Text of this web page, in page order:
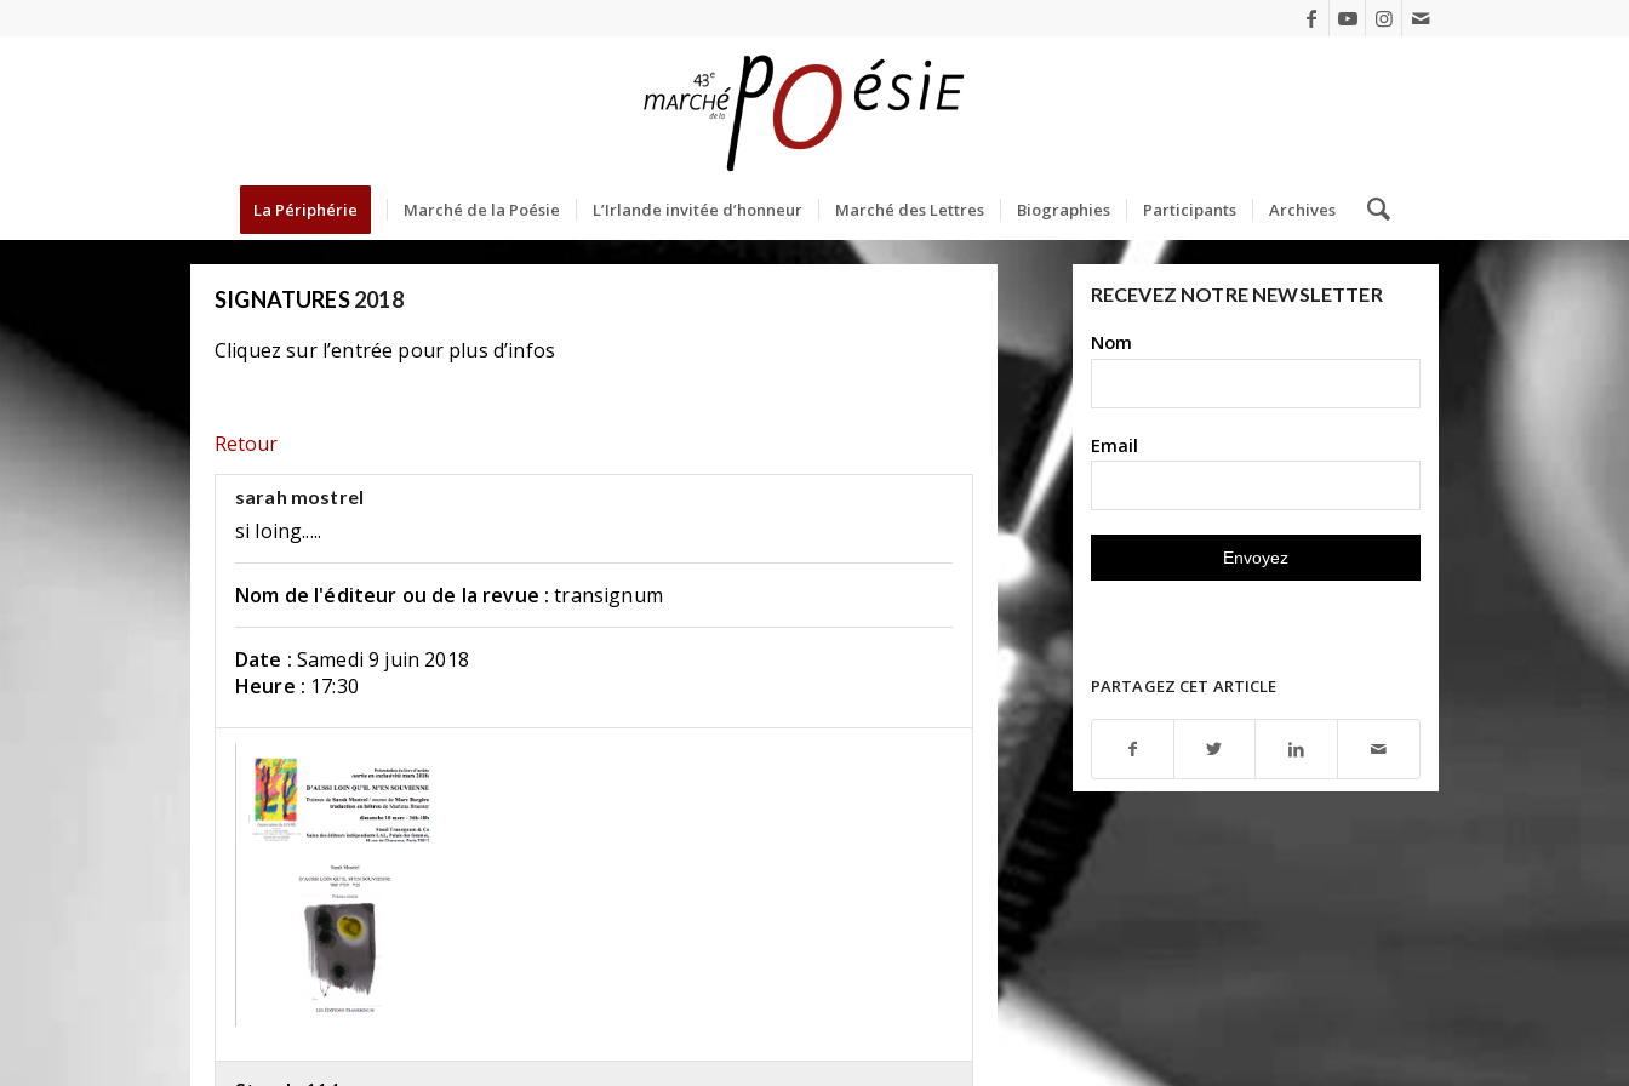
La Périphérie Marché de la Poésie L’Irlande invitée d’honneur Marché des Lettres Biographies Participants Archives
SIGNATURES2018
Cliquez sur l’entrée pour plus d’infos
Retour
sarah mostrel
si loing.....
Nom de l'éditeur ou de la revue : transignum
Date : Samedi 9 juin 2018
Heure : 17:30
RECEVEZ NOTRE NEWSLETTER
Nom
Email
PARTAGEZ CET ARTICLE